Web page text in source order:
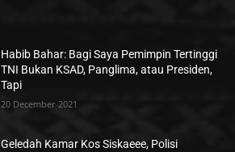
Habib Bahar: Bagi Saya Pemimpin Tertinggi
TNI Bukan KSAD, Panglima, atau Presiden,
Tapi
20 December 2021
Geledah Kamar Kos Siskaeee, Polisi